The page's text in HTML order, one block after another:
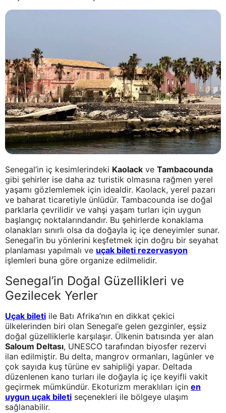
Senegal’in iç kesimlerindeki Kaolack ve Tambacounda
gibi şehirler ise daha az turistik olmasına rağmen yerel
yaşamı gözlemlemek için idealdir. Kaolack, yerel pazarı
ve baharat ticaretiyle ünlüdür. Tambacounda ise doğal
parklarla çevrilidir ve vahşi yaşam turları için uygun
başlangıç noktalarındandır. Bu şehirlerde konaklama
olanakları sınırlı olsa da doğayla iç içe deneyimler sunar.
Senegal’in bu yönlerini keşfetmek için doğru bir seyahat
planlaması yapılmalı ve uçak bileti rezervasyon
işlemleri buna göre organize edilmelidir.
Senegal’in Doğal Güzellikleri ve
Gezilecek Yerler
Uçak bileti ile Batı Afrika’nın en dikkat çekici
ülkelerinden biri olan Senegal’e gelen gezginler, eşsiz
doğal güzelliklerle karşılaşır. Ülkenin batısında yer alan
Saloum Deltası, UNESCO tarafından biyosfer rezervi
ilan edilmiştir. Bu delta, mangrov ormanları, lagünler ve
çok sayıda kuş türüne ev sahipliği yapar. Deltada
düzenlenen kano turları ile doğayla iç içe keyifli vakit
geçirmek mümkündür. Ekoturizm meraklıları için en
uygun uçak bileti seçenekleri ile bölgeye ulaşım
sağlanabilir.